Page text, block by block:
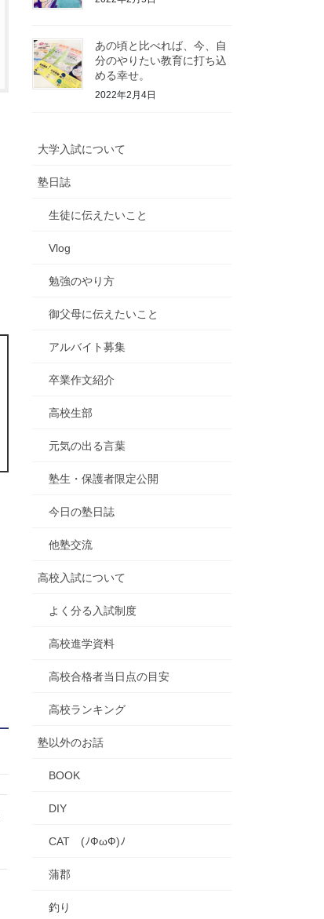
あの頃と比べれば、今、自
分のやりたい教育に打ち込
める幸せ。
2022年2月4日
大学入試について
塾日誌
生徒に伝えたいこと
Vlog
勉強のやり方
御父母に伝えたいこと
アルバイト募集
卒業作文紹介
高校生部
元気の出る言葉
塾生・保護者限定公開
今日の塾日誌
他塾交流
高校入試について
よく分る入試制度
高校進学資料
高校合格者当日点の目安
高校ランキング
塾以外のお話
BOOK
DIY
CAT (ﾉФωФ)ﾉ
蒲郡
釣り